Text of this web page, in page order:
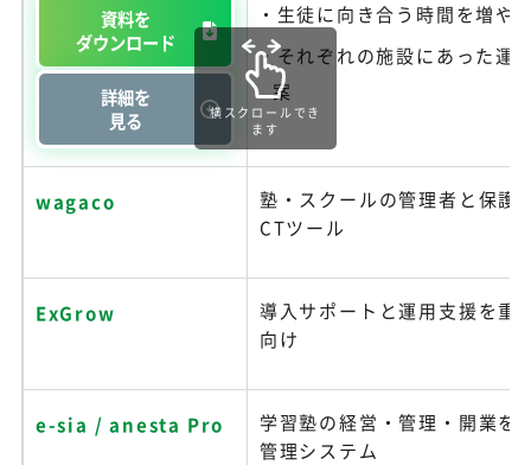
資料を
ダウンロード
詳細を
見る
生徒に向き合う時間を増や
それぞれの施設にあった運
案
wagaco
塾・スクールの管理者と保護
CTツール
ExGrow
導入サポートと運用支援を重
向け
e-sia / anesta Pro
学習塾の経営・管理・開業を
管理システム
横スクロールでき
ます